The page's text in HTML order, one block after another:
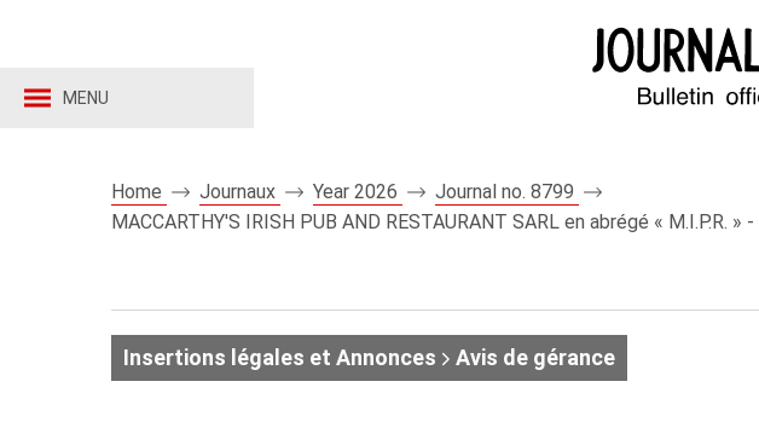
MENU
Home Journaux Year 2026
Journal no. 8799
MACCARTHY'S IRISH PUB AND RESTAURANT SARL en abrégé «
Insertions légales et Annonces Avis de gérance